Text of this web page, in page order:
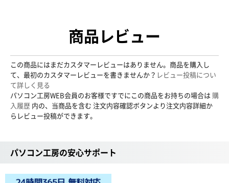
商品レビュー
この商品にはまだカスタマーレビューはありません。商品を購入し
て、最初のカスタマーレビューを書きませんか？ レビュー投稿につい
て詳しく見る
パソコン工房WEB会員のお客様ですでにこの商品をお持ちの場合は 購
入履歴 内の、当商品を含む 注文内容確認ボタンより注文内容詳細か
らレビュー投稿ができます。
パソコン工房の安心サポート